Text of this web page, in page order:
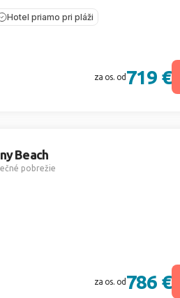
Hotel priamo pri pláži
za os. od 719 €
Beach
pobrežie
za os. od 786 €